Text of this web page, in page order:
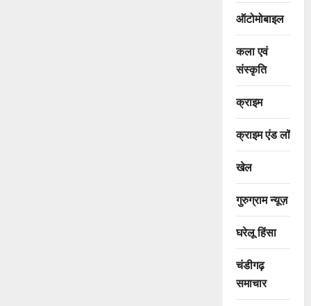
ऑटोमोबाइल
कला एवं
संस्कृति
क्राइम
क्राइम एंड लॉ
खेल
गुरुग्राम न्यूज़
घरेलू हिंसा
चंडीगढ़
समाचार